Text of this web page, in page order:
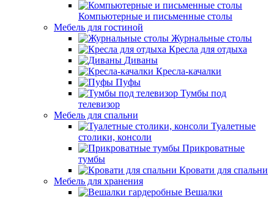
Компьютерные и письменные столы
Мебель для гостиной
Журнальные столы
Кресла для отдыха
Диваны
Кресла-качалки
Пуфы
Тумбы под
телевизор
Мебель для спальни
Туалетные
столики, консоли
Прикроватные
тумбы
Кровати для спальни
Мебель для хранения
Вешалки